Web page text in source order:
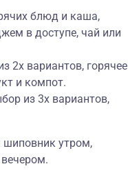
блюд и каша,
в доступе, чай или
2х вариантов, горячее
и компот.
из 3х вариантов,
шиповник утром,